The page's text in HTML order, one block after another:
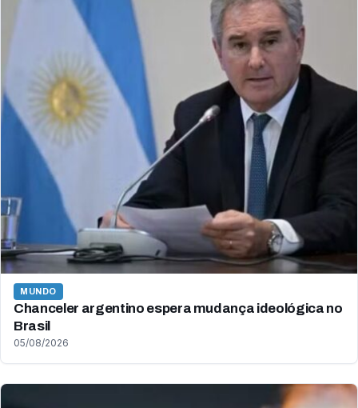
MUNDO
Chanceler argentino espera mudança ideológica no
Brasil
05/08/2026